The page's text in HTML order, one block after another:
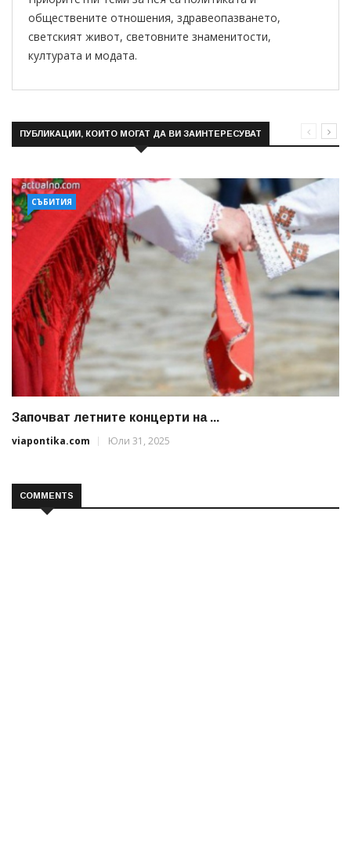
обществените отношения, здравеопазването,
светският живот, световните знаменитости,
културата и модата.
ПУБЛИКАЦИИ, КОИТО МОГАТ ДА ВИ ЗАИНТЕРЕСУВАТ
СЪБИТИЯ
Започват летните концерти на ...
viapontika.com
Юли 31, 2025
COMMENTS